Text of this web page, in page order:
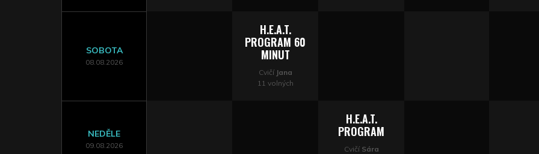
SOBOTA
08.08.2026
H.E.A.T.
PROGRAM 60
MINUT
Cvičí Jana
11 volných
NEDĚLE
09.08.2026
H.E.A.T.
PROGRAM
Cvičí Sára